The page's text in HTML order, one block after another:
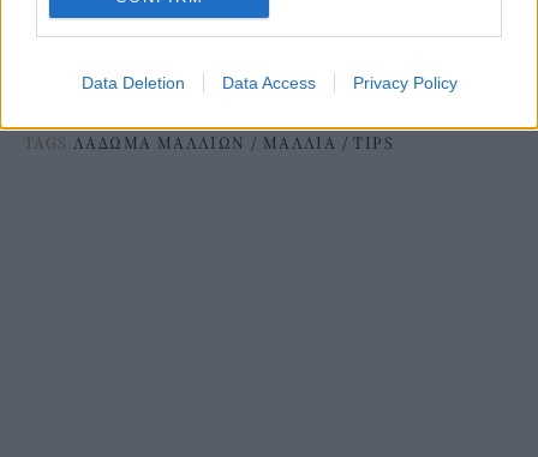
Data Deletion Data Access Privacy Policy
βούρτσισμα αυξάνει πολύ την λιπαρότητα.
TAGS ΛΑΔΩΜΑ ΜΑΛΛΙΩΝ / ΜΑΛΛΙΑ / TIPS